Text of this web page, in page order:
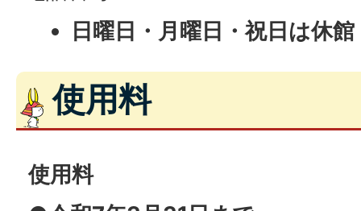
日曜日・月曜日・祝日は休館
使用料
使用料